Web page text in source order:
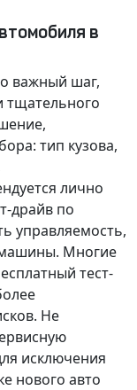
в
важный шаг,
тщательного
,
тип кузова,
лично
драйв по
управляемость,
машины. Многие
тест-
Не
исключения
нового авто